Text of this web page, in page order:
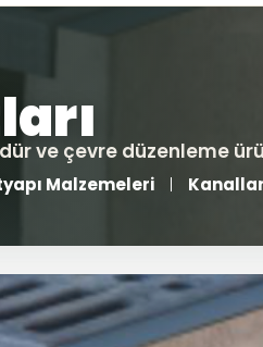
Malzemeleri Kanallar